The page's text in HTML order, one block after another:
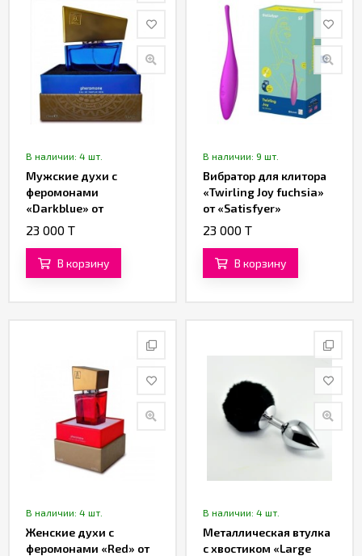
В наличии: 4 шт.
Мужские духи с
феромонами
«Darkblue» от
«Shiatsu» (15 ML)
23 000 T
В корзину
В наличии: 9 шт.
Вибратор для клитора
«Twirling Joy fuchsia»
от «Satisfyer»
23 000 T
В корзину
В наличии: 4 шт.
Женские духи с
феромонами «Red» от
В наличии: 4 шт.
Металлическая втулка
с хвостиком «Large